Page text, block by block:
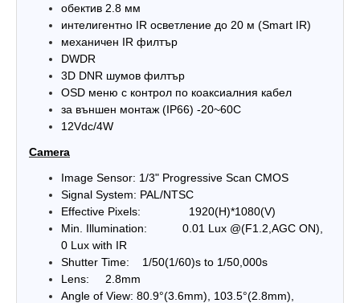
обектив 2.8 мм
интелигентно IR осветление до 20 м (Smart IR)
механичен IR филтър
DWDR
3D DNR шумов филтър
OSD меню с контрол по коаксиалния кабел
за външен монтаж (IP66) -20~60C
12Vdc/4W
Camera
Image Sensor: 1/3" Progressive Scan CMOS
Signal System: PAL/NTSC
Effective Pixels: 1920(H)*1080(V)
Min. Illumination: 0.01 Lux @(F1.2,AGC ON),
0 Lux with IR
Shutter Time: 1/50(1/60)s to 1/50,000s
Lens: 2.8mm
Angle of View: 80.9°(3.6mm), 103.5°(2.8mm),